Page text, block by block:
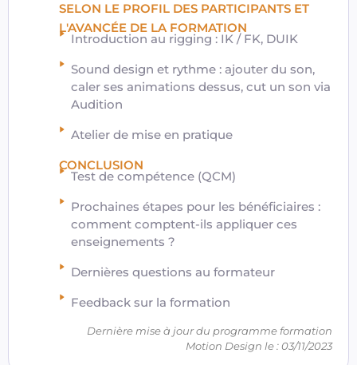
SELON LE PROFIL DES PARTICIPANTS ET
L'AVANCÉE DE LA FORMATION
Introduction au rigging : IK / FK, DUIK
Sound design et rythme : ajouter du son,
caler ses animations dessus, cut un son via
Audition
Atelier de mise en pratique
CONCLUSION
Test de compétence (QCM)
Prochaines étapes pour les bénéficiaires :
comment comptent-ils appliquer ces
enseignements ?
Dernières questions au formateur
Feedback sur la formation
Dernière mise à jour du programme formation
Motion Design le : 03/11/2023